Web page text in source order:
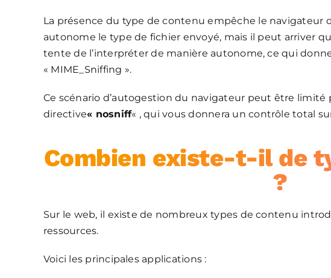
La présence du type de contenu empêche le navigateur
autonome le type de fichier envoyé, mais il peut arriver
tente de l’interpréter de manière autonome, ce qui
« MIME_Sniffing ».
Ce scénario d’autogestion du navigateur peut être limité
directive« nosniff« , qui vous donnera un contrôle total
Combien existe-t-il de
?
Sur le web, il existe de nombreux types de contenu
ressources.
Voici les principales applications :